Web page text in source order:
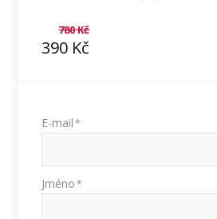
780Kč
390 Kč
E-mail *
Jméno *